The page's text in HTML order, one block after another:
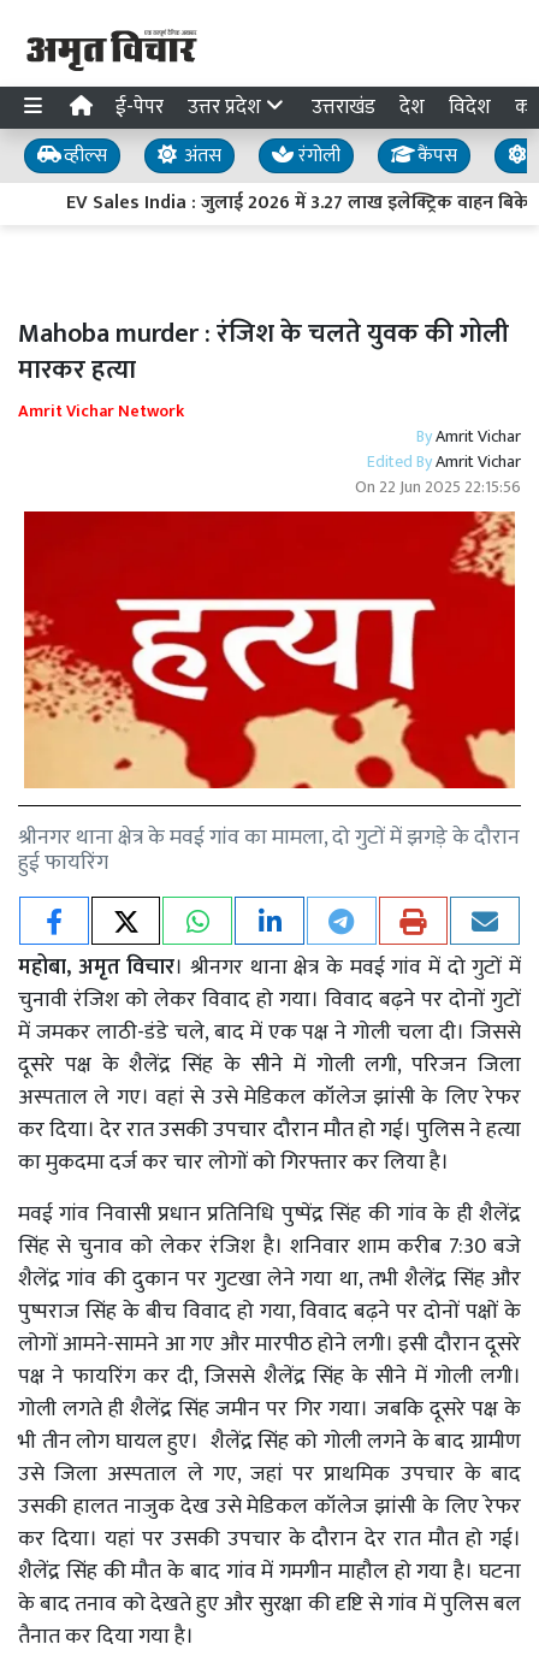
ई-पेपर उत्तर प्रदेश उत्तराखंड देश विदेश
व्हील्स अंतस रंगोली कैंपस
EV Sales India : जुलाई 2026 में 3.27 लाख इलेक्ट्रिक वाहन बिके,
Mahoba murder : रंजिश के चलते युवक की गोली
मारकर हत्या
Amrit Vichar Network
ByAmrit Vichar
Edited ByAmrit Vichar
On 22 Jun 2025 22:15:56
श्रीनगर थाना क्षेत्र के मवई गांव का मामला, दो गुटों में झगड़े के दौरान
हुई फायरिंग
महोबा, अमृत विचार। श्रीनगर थाना क्षेत्र के मवई गांव में दो गुटों में
चुनावी रंजिश को लेकर विवाद हो गया। विवाद बढ़ने पर दोनों गुटों
में जमकर लाठी-डंडे चले, बाद में एक पक्ष ने गोली चला दी। जिससे
दूसरे पक्ष के शैलेंद्र सिंह के सीने में गोली लगी, परिजन जिला
अस्पताल ले गए। वहां से उसे मेडिकल कॉलेज झांसी के लिए रेफर
कर दिया। देर रात उसकी उपचार दौरान मौत हो गई। पुलिस ने हत्या
का मुकदमा दर्ज कर चार लोगों को गिरफ्तार कर लिया है।
मवई गांव निवासी प्रधान प्रतिनिधि पुष्पेंद्र सिंह की गांव के ही शैलेंद्र
सिंह से चुनाव को लेकर रंजिश है। शनिवार शाम करीब 7:30 बजे
शैलेंद्र गांव की दुकान पर गुटखा लेने गया था, तभी शैलेंद्र सिंह और
पुष्पराज सिंह के बीच विवाद हो गया, विवाद बढ़ने पर दोनों पक्षों के
लोगों आमने-सामने आ गए और मारपीठ होने लगी। इसी दौरान दूसरे
पक्ष ने फायरिंग कर दी, जिससे शैलेंद्र सिंह के सीने में गोली लगी।
गोली लगते ही शैलेंद्र सिंह जमीन पर गिर गया। जबकि दूसरे पक्ष के
भी तीन लोग घायल हुए। शैलेंद्र सिंह को गोली लगने के बाद ग्रामीण
उसे जिला अस्पताल ले गए, जहां पर प्राथमिक उपचार के बाद
उसकी हालत नाजुक देख उसे मेडिकल कॉलेज झांसी के लिए रेफर
कर दिया। यहां पर उसकी उपचार के दौरान देर रात मौत हो गई।
शैलेंद्र सिंह की मौत के बाद गांव में गमगीन माहौल हो गया है। घटना
के बाद तनाव को देखते हुए और सुरक्षा की दृष्टि से गांव में पुलिस बल
तैनात कर दिया गया है।